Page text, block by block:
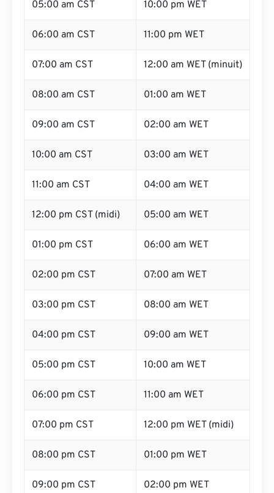
05:00 am CST 10:00 pm WET
06:00 am CST 11:00 pm WET
07:00 am CST 12:00 am WET (minuit)
08:00 am CST 01:00 am WET
09:00 am CST 02:00 am WET
10:00 am CST 03:00 am WET
11:00 am CST 04:00 am WET
12:00 pm CST (midi) 05:00 am WET
01:00 pm CST 06:00 am WET
02:00 pm CST 07:00 am WET
03:00 pm CST 08:00 am WET
04:00 pm CST 09:00 am WET
05:00 pm CST 10:00 am WET
06:00 pm CST 11:00 am WET
07:00 pm CST 12:00 pm WET (midi)
08:00 pm CST 01:00 pm WET
09:00 pm CST 02:00 pm WET